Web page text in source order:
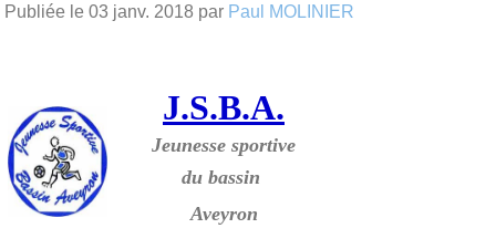
Publiée le 03 janv. 2018 par Paul MOLINIER
J.S.B.A.
Jeunesse sportive
du bassin
Aveyron